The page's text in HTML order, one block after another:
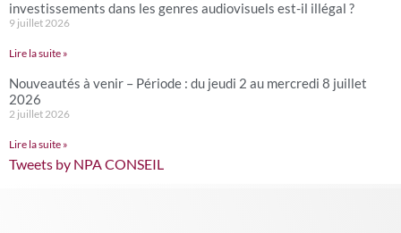
investissements dans les genres audiovisuels est-il illégal ?
9 juillet 2026
Lire la suite »
Nouveautés à venir – Période : du jeudi 2 au mercredi 8 juillet
2026
2 juillet 2026
Lire la suite »
Tweets by NPA CONSEIL